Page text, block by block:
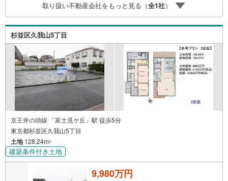
しや借り換えなど、オンラインでやりとりができます。■F
Pによるファイナンシャルライフサポート■ファイナンシャ
ルプランナーが住宅ローン、保険・税金、資産運用、相続
などの対策をアドバイスを致します。
取り扱い不動産会社をもっと見る（全1社）
杉並区久我山5丁目
京王井の頭線 「富士見ケ丘」駅 徒歩5分
東京都杉並区久我山5丁目
土地128.24m2
建築条件付き土地
9,980万円